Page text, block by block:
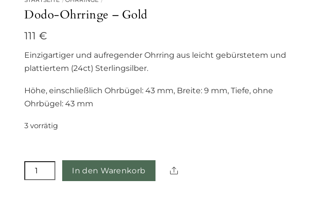
Dodo-Ohrringe – Gold
111€
Einzigartiger und aufregender Ohrring aus leicht gebürstetem und
plattiertem (24ct) Sterlingsilber.
Höhe, einschließlich Ohrbügel: 43 mm, Breite: 9 mm, Tiefe, ohne
Ohrbügel: 43 mm
3 vorrätig
Dodo-
Ohrringe
In den Warenkorb Share